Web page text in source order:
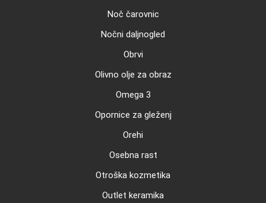
Noč čarovnic
Nočni daljnogled
Obrvi
Olivno olje za obraz
Omega 3
Opornice za gleženj
Orehi
Osebna rast
Otroška kozmetika
Outlet keramika